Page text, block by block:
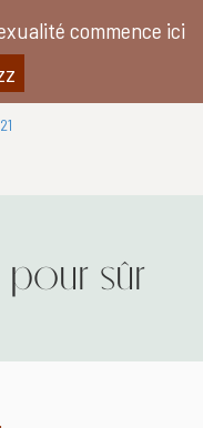
sûr
commence ici